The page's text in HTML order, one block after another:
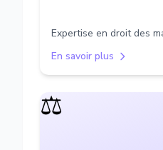
Expertise en droit des
En savoir plus
⚖️